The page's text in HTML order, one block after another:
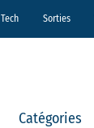
Sorties
Catégories